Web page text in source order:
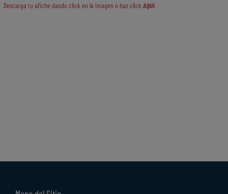
Descarga tu afiche dando click en la imagen o haz clickAQUI